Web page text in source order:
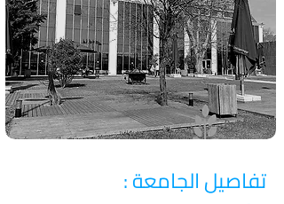
تفاصيل الجامعة :